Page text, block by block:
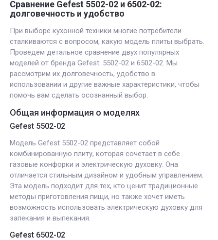
Сравнение Gefest 5502-02 и 6502-02:
долговечность и удобство
При выборе кухонной техники многие потребители
сталкиваются с вопросом, какую модель плиты выбрать.
Проведем детальное сравнение двух популярных
моделей от бренда Gefest: 5502-02 и 6502-02. Мы
рассмотрим их долговечность, удобство в
использовании и другие важные характеристики, чтобы
помочь вам сделать осознанный выбор.
Общая информация о моделях
Gefest 5502-02
Модель Gefest 5502-02 представляет собой
комбинированную плиту, которая сочетает в себе
газовые конфорки и электрическую духовку. Она
отличается стильным дизайном и удобным управлением.
Эта модель подходит для тех, кто ценит традиционные
методы приготовления пищи, но также хочет иметь
возможность использовать электрическую духовку для
запекания и выпекания.
Gefest 6502-02